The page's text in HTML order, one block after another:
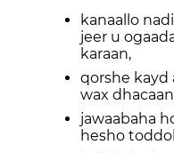
kanaallo
jeer u
karaan,
qorshe kayd
wax
jawaabaha
hesho